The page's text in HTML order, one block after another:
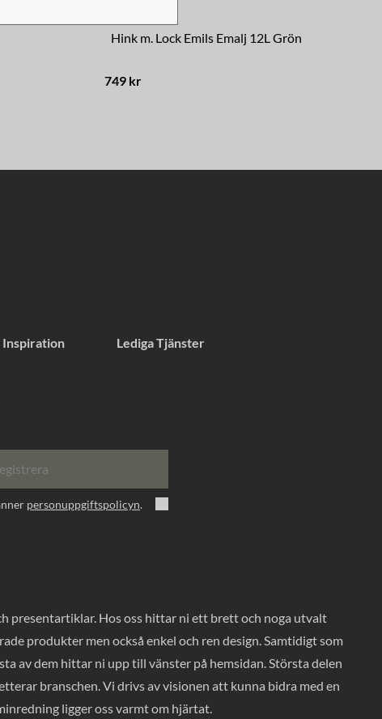
Hink m. Lock Emils Emalj 12L Grön
749 kr
Inspiration Lediga Tjänster
personuppgiftspolicyn.
presentartiklar. Hos oss hittar ni ett brett och noga utvalt
produkter men också enkel och ren design. Samtidigt som
av dem hittar ni upp till vänster på hemsidan. Största delen
branschen. Vi drivs av visionen att kunna bidra med en
ligger oss varmt om hjärtat.